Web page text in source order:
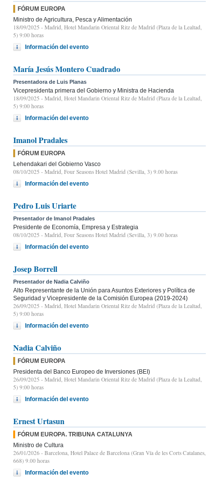
FÓRUM EUROPA
Ministro de Agricultura, Pesca y Alimentación
18/09/2025 - Madrid, Hotel Mandarin Oriental Ritz de Madrid (Plaza de la Lealtad,
5) 9:00 horas
Información del evento
María Jesús Montero Cuadrado
Presentadora de Luis Planas
Vicepresidenta primera del Gobierno y Ministra de Hacienda
18/09/2025 - Madrid, Hotel Mandarin Oriental Ritz de Madrid (Plaza de la Lealtad,
5) 9:00 horas
Información del evento
Imanol Pradales
FÓRUM EUROPA
Lehendakari del Gobierno Vasco
08/10/2025 - Madrid, Four Seasons Hotel Madrid (Sevilla, 3) 9.00 horas
Información del evento
Pedro Luis Uriarte
Presentador de Imanol Pradales
Presidente de Economía, Empresa y Estrategia
08/10/2025 - Madrid, Four Seasons Hotel Madrid (Sevilla, 3) 9.00 horas
Información del evento
Josep Borrell
Presentador de Nadia Calviño
Alto Representante de la Unión para Asuntos Exteriores y Política de
Seguridad y Vicepresidente de la Comisión Europea (2019-2024)
26/09/2025 - Madrid, Hotel Mandarin Oriental Ritz de Madrid (Plaza de la Lealtad,
5) 9:00 horas
Información del evento
Nadia Calviño
FÓRUM EUROPA
Presidenta del Banco Europeo de Inversiones (BEI)
26/09/2025 - Madrid, Hotel Mandarin Oriental Ritz de Madrid (Plaza de la Lealtad,
5) 9:00 horas
Información del evento
Ernest Urtasun
FÓRUM EUROPA. TRIBUNA CATALUNYA
Ministro de Cultura
26/01/2026 - Barcelona, Hotel Palace de Barcelona (Gran Vía de les Corts Catalanes,
668) 9.00 horas
Información del evento